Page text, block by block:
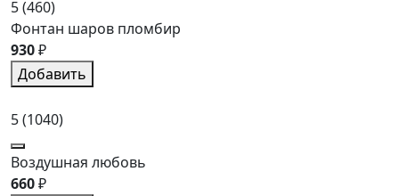
5(460)
Фонтан шаров пломбир
930₽
Добавить
5(1040)
Воздушная любовь
660₽